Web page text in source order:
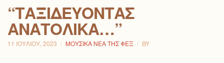
“ΤΑΞΙΔΕΎΟΝΤΑΣ
ΑΝΑΤΟΛΙΚΆ…”
11 ΙΟΥΛΊΟΥ, 2023 ΜΟΥΣΙΚΆ ΝΈΑ ΤΗΣ ΦΕΞ BY